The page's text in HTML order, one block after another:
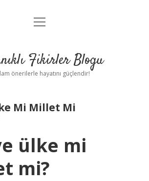
Anasayfa
Yasal Uyarı
menüyü
Fikirler Blogu
önerilerle hayatını güçlendir!
Mi Millet Mi
ülke mi
mi?